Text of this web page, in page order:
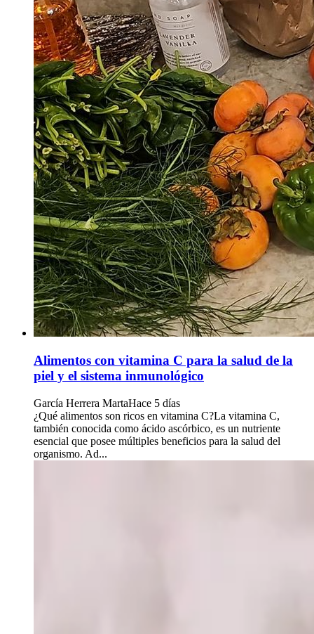
Alimentos con vitamina C para la salud de la
piel y el sistema inmunológico
García Herrera MartaHace 5 días
¿Qué alimentos son ricos en vitamina C?La vitamina C,
también conocida como ácido ascórbico, es un nutriente
esencial que posee múltiples beneficios para la salud del
organismo. Ad...